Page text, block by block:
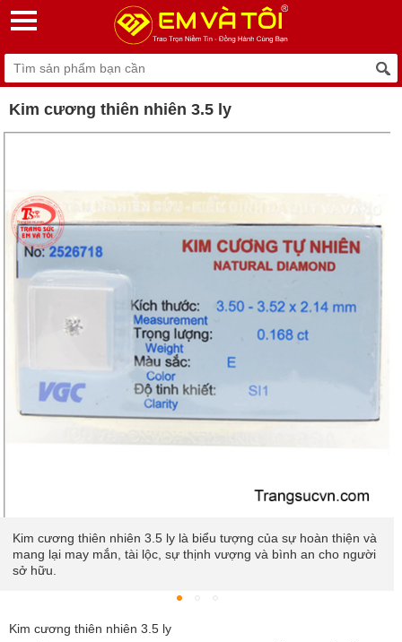
Kim cương thiên nhiên 3.5 ly
Kim cương thiên nhiên 3.5 ly là biểu tượng của sự hoàn thiện và
mang lại may mắn, tài lộc, sự thịnh vượng và bình an cho người
sở hữu.
Kim cương thiên nhiên 3.5 ly